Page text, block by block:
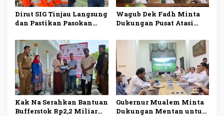
Dirut SIG Tinjau Langsung
dan Pastikan Pasokan
Normal
Wagub Dek Fadh Minta
Dukungan Pusat Atasi
Semen di Aceh
Kak Na Serahkan Bantuan
Bufferstok Rp2,2 Miliar
Gubernur Mualem Minta
Dukungan Mentan untuk